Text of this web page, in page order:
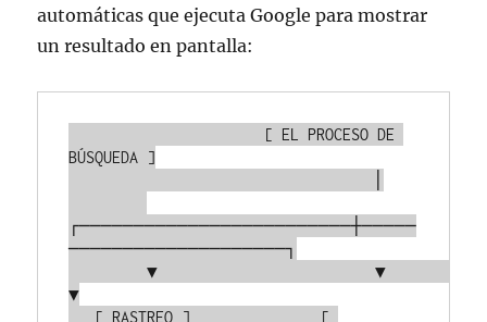
automáticas que ejecuta Google para mostrar
un resultado en pantalla:
BÚSQUEDA ]
┌─────────────────────────┼─────
────────────────────┐
         ▼                         ▼
▼